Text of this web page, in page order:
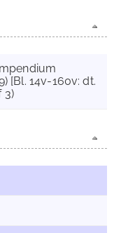
[Bl. 14v-160v: dt.
3)